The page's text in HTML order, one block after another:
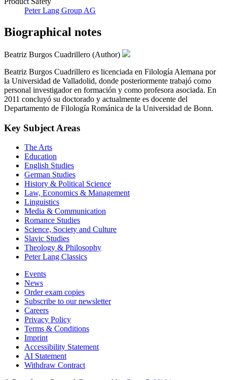
Peter Lang Group AG
Biographical notes
Beatriz Burgos Cuadrillero (Author)
Beatriz Burgos Cuadrillero es licenciada en Filología Alemana por
la Universidad de Valladolid, donde posteriormente trabajó como
personal investigador en formación y como profesora asociada. En
2011 concluyó su doctorado y actualmente es docente del
Departamento de Filología Románica de la Universidad de Bonn.
Key Subject Areas
The Arts
Education
English Studies
German Studies
History & Political Science
Law, Economics & Management
Linguistics
Media & Communication
Romance Studies
Science, Society and Culture
Slavic Studies
Theology & Philosophy
Peter Lang Classics
Events
News
Order exam copies
Subscribe to our newsletter
Careers
Privacy Policy
Terms & Conditions
Imprint
Accessibility Statement
AI Statement
Withdraw Contract